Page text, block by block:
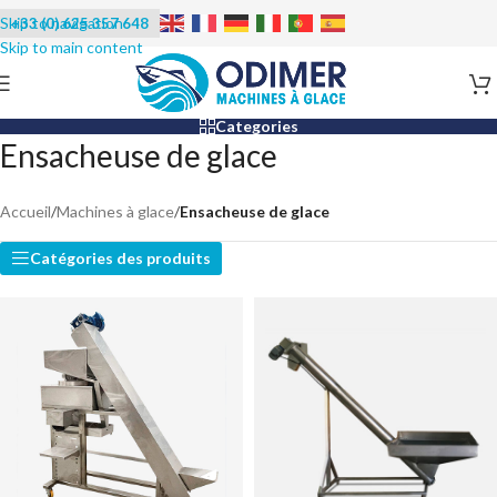
+33 (0) 625 357 648
Categories
Ensacheuse de glace
Accueil/Machines à glace/Ensacheuse de glace
Catégories des produits